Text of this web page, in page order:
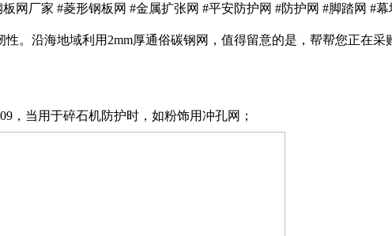
网厂家 #菱形钢板网 #金属扩张网 #平安防护网 #防护网 #脚踏网 #
。沿海地域利用2mm厚通俗碳钢网，值得留意的是，帮帮您正在
当用于碎石机防护时，如粉饰用冲孔网；